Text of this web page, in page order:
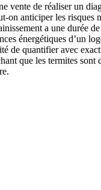
de réaliser un
on anticiper les
a une durée
énergétiques d’un
de quantifier avec
que les termites